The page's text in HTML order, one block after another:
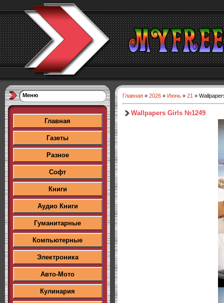
Меню
Главная
Газеты
Разное
Софт
Книги
Аудио Книги
Гуманитарные
Компьютерные
Электроника
Авто-Мото
Кулинария
Главная » 2026 » Июнь » 21 »
Wallpapers Girls №1249